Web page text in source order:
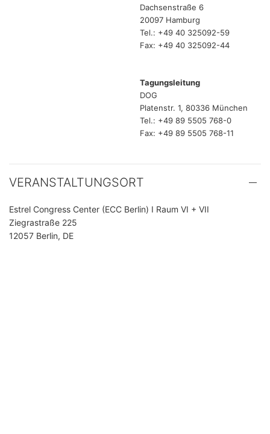
Dachsenstraße 6
20097 Hamburg
Tel.: +49 40 325092-59
Fax: +49 40 325092-44
Tagungsleitung
DOG
Platenstr. 1, 80336 München
Tel.: +49 89 5505 768-0
Fax: +49 89 5505 768-11
VERANSTALTUNGSORT
Estrel Congress Center (ECC Berlin) I Raum VI + VII
Ziegrastraße 225
12057 Berlin, DE